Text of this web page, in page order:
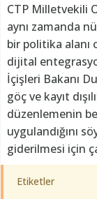
CTP Milletvekili
aynı zamanda
bir politika
dijital
İçişleri Bakanı
göç ve kayıt
düzenlemenin
uygulandığını
giderilmesi için
Etiketler